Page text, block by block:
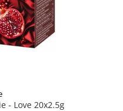
- Love 20x2.5g